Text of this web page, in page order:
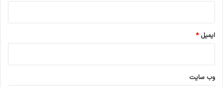
ایمیل*
وب‌ سایت